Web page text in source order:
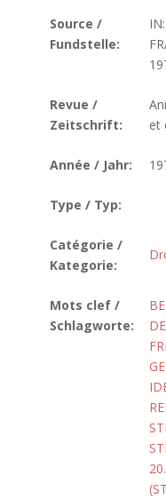
Source /
Fundstelle:
Revue /
Zeitschrift:
et
Année / Jahr:
Type / Typ:
Catégorie /
Kategorie:
Mots clef /
Schlagworte: